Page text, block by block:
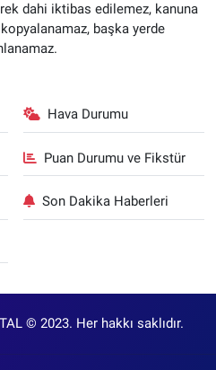
dahi iktibas edilemez, kanuna
başka yerde
Hava Durumu
Puan Durumu ve Fikstür
Son Dakika Haberleri
© 2023. Her hakkı saklıdır.